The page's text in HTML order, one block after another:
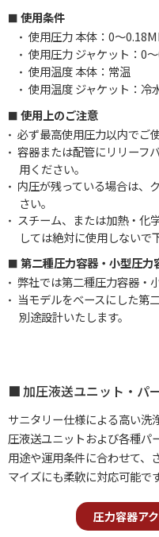
使用条件
・ 使用圧力 本体：0～
・ 使用圧力 ジャケット：0
・ 使用温度 本体：常温
・ 使用温度 ジャケット：冷
使用上のご注意
・ 必ず最高使用圧力以内でご
・ 容器または配管にリリーフ
用ください。
・ 内圧が残っている場合は、
さい。
・ スチーム、または加熱・化
しては絶対に使用しないで
第二種圧力容器・小型圧力
・ 弊社では第二種圧力容器・
・ 当モデルをベースにした第
別途設計いたします。
加圧液送ユニット・パ
サニタリー仕様による高い洗
圧液送ユニットおよび各種パ
用途や運用条件に合わせて、
マイズにも柔軟に対応可能です
圧力容器ア